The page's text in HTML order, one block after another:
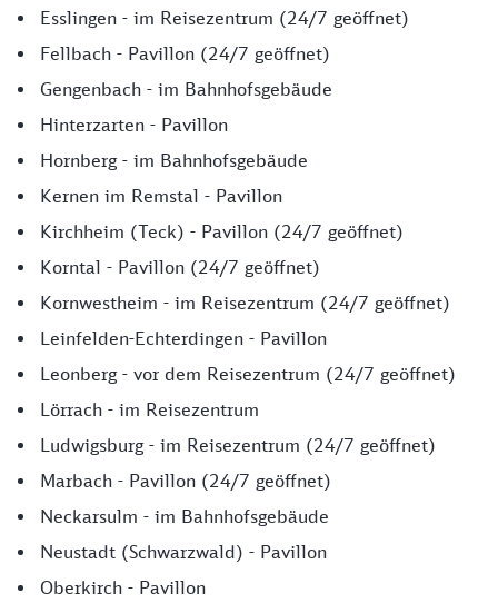
Esslingen - im Reisezentrum (24/7 geöffnet)
Fellbach - Pavillon (24/7 geöffnet)
Gengenbach - im Bahnhofsgebäude
Hinterzarten - Pavillon
Hornberg - im Bahnhofsgebäude
Kernen im Remstal - Pavillon
Kirchheim (Teck) - Pavillon (24/7 geöffnet)
Korntal - Pavillon (24/7 geöffnet)
Kornwestheim - im Reisezentrum (24/7 geöffnet)
Leinfelden-Echterdingen - Pavillon
Leonberg - vor dem Reisezentrum (24/7 geöffnet)
Lörrach - im Reisezentrum
Ludwigsburg - im Reisezentrum (24/7 geöffnet)
Marbach - Pavillon (24/7 geöffnet)
Neckarsulm - im Bahnhofsgebäude
Neustadt (Schwarzwald) - Pavillon
Oberkirch - Pavillon